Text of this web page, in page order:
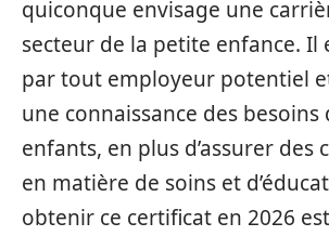
quiconque envisage une
secteur de la petite enfance. Il
par tout employeur potentiel
une connaissance des besoins
enfants, en plus d’assurer des
en matière de soins et
obtenir ce certificat en 2026